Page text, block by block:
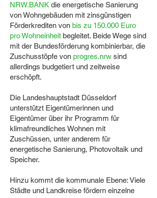
NRW.BANK die energetische Sanierung
von Wohngebäuden mit zinsgünstigen
Förderkrediten von bis zu 150.000 Euro
pro Wohneinheit begleitet. Beide Wege sind
mit der Bundesförderung kombinierbar, die
Zuschusstöpfe von progres.nrw sind
allerdings budgetiert und zeitweise
erschöpft.
Die Landeshauptstadt Düsseldorf
unterstützt Eigentümerinnen und
Eigentümer über ihr Programm für
klimafreundliches Wohnen mit
Zuschüssen, unter anderem für
energetische Sanierung, Photovoltaik und
Speicher.
Hinzu kommt die kommunale Ebene: Viele
Städte und Landkreise fördern einzelne